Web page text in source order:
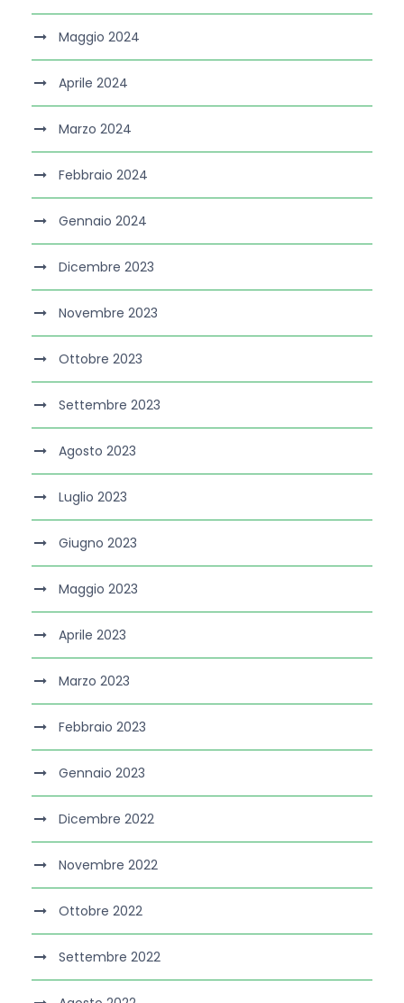
Maggio 2024
Aprile 2024
Marzo 2024
Febbraio 2024
Gennaio 2024
Dicembre 2023
Novembre 2023
Ottobre 2023
Settembre 2023
Agosto 2023
Luglio 2023
Giugno 2023
Maggio 2023
Aprile 2023
Marzo 2023
Febbraio 2023
Gennaio 2023
Dicembre 2022
Novembre 2022
Ottobre 2022
Settembre 2022